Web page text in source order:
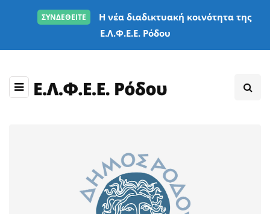
ΣΥΝΔΕΘΕΙΤΕ
Η νέα διαδικτυακή κοινότητα της
Ε.Λ.Φ.Ε.Ε. Ρόδου